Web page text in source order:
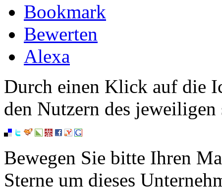
Bookmark
Bewerten
Alexa
Durch einen Klick auf die
den Nutzern des
Bewegen Sie bitte Ihren
Sterne um dieses